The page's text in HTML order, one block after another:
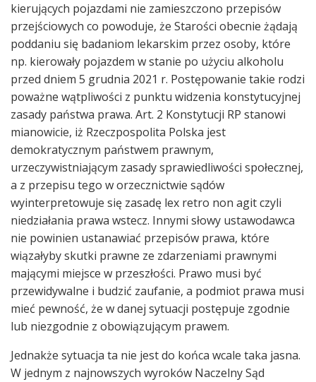
kierujących pojazdami nie zamieszczono przepisów
przejściowych co powoduje, że Starości obecnie żądają
poddaniu się badaniom lekarskim przez osoby, które
np. kierowały pojazdem w stanie po użyciu alkoholu
przed dniem 5 grudnia 2021 r. Postępowanie takie rodzi
poważne wątpliwości z punktu widzenia konstytucyjnej
zasady państwa prawa. Art. 2 Konstytucji RP stanowi
mianowicie, iż Rzeczpospolita Polska jest
demokratycznym państwem prawnym,
urzeczywistniającym zasady sprawiedliwości społecznej,
a z przepisu tego w orzecznictwie sądów
wyinterpretowuje się zasadę lex retro non agit czyli
niedziałania prawa wstecz. Innymi słowy ustawodawca
nie powinien ustanawiać przepisów prawa, które
wiązałyby skutki prawne ze zdarzeniami prawnymi
mającymi miejsce w przeszłości. Prawo musi być
przewidywalne i budzić zaufanie, a podmiot prawa musi
mieć pewność, że w danej sytuacji postępuje zgodnie
lub niezgodnie z obowiązującym prawem.
Jednakże sytuacja ta nie jest do końca wcale taka jasna.
W jednym z najnowszych wyroków Naczelny Sąd